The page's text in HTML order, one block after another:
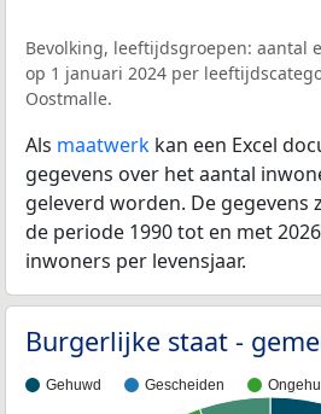
Bevolking, leeftijdsgroepen: aantal
op 1 januari 2024 per
Oostmalle.
Als maatwerk kan een Excel
gegevens over het aantal
geleverd worden. De gegevens
de periode 1990 tot en met
inwoners per levensjaar.
Burgerlijke staat -
Gehuwd Gescheiden